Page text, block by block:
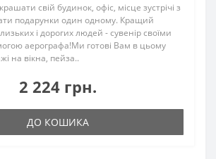
свій будинок, офіс, місце зустрічі з
подарунки один одному. Кращий
і дорогих людей - сувенір своїми
аерографа!Ми готові Вам в цьому
на вікна, пейза..
2 224 грн.
ДО КОШИКА